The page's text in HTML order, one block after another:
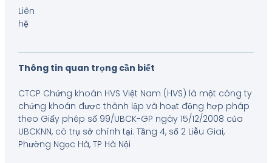
Liên
hệ
Thông tin quan trọng cần biết
CTCP Chứng khoán HVS Việt Nam (HVS) là một công ty
chứng khoán được thành lập và hoạt động hợp pháp
theo Giấy phép số 99/UBCK-GP ngày 15/12/2008 của
UBCKNN, có trụ sở chính tại: Tầng 4, số 2 Liễu Giai,
Phường Ngọc Hà, TP Hà Nội